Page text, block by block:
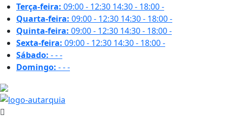
Terça-feira: 09:00 - 12:30 14:30 - 18:00-
Quarta-feira: 09:00 - 12:30 14:30 - 18:00-
Quinta-feira: 09:00 - 12:30 14:30 - 18:00-
Sexta-feira: 09:00 - 12:30 14:30 - 18:00-
Sábado: ---
Domingo: ---